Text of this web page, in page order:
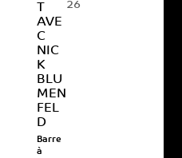
T
AVE
C
NIC
K
BLU
MEN
FEL
D
Barre
à
26